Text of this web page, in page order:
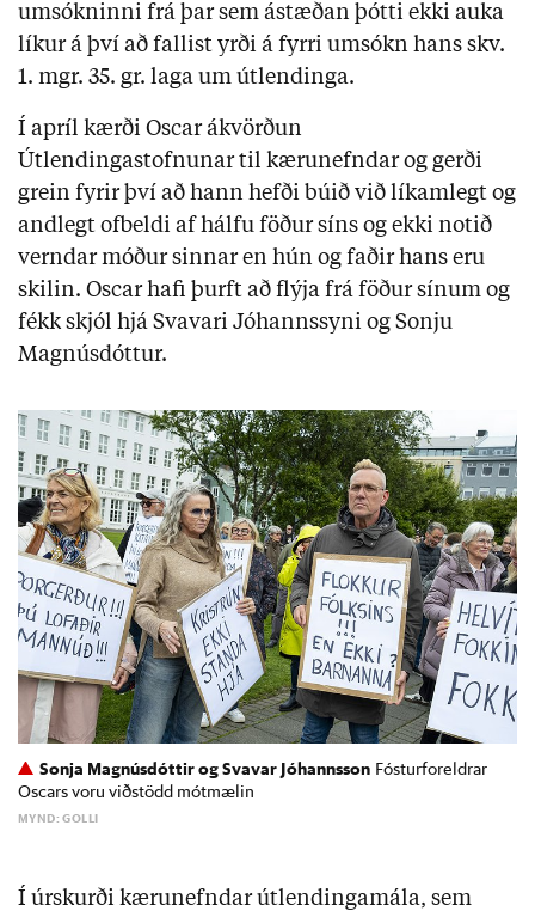
umsókninni frá þar sem ástæðan þótti ekki auka
líkur á því að fallist yrði á fyrri umsókn hans skv.
1. mgr. 35. gr. laga um útlendinga.
Í apríl kærði Oscar ákvörðun
Útlendingastofnunar til kærunefndar og gerði
grein fyrir því að hann hefði búið við líkamlegt og
andlegt ofbeldi af hálfu föður síns og ekki notið
verndar móður sinnar en hún og faðir hans eru
skilin. Oscar hafi þurft að flýja frá föður sínum og
fékk skjól hjá Svavari Jóhannssyni og Sonju
Magnúsdóttur.
Sonja Magnúsdóttir og Svavar Jóhannsson Fósturforeldrar
Oscars voru viðstödd mótmælin
MYND: GOLLI
Í úrskurði kærunefndar útlendingamála, sem